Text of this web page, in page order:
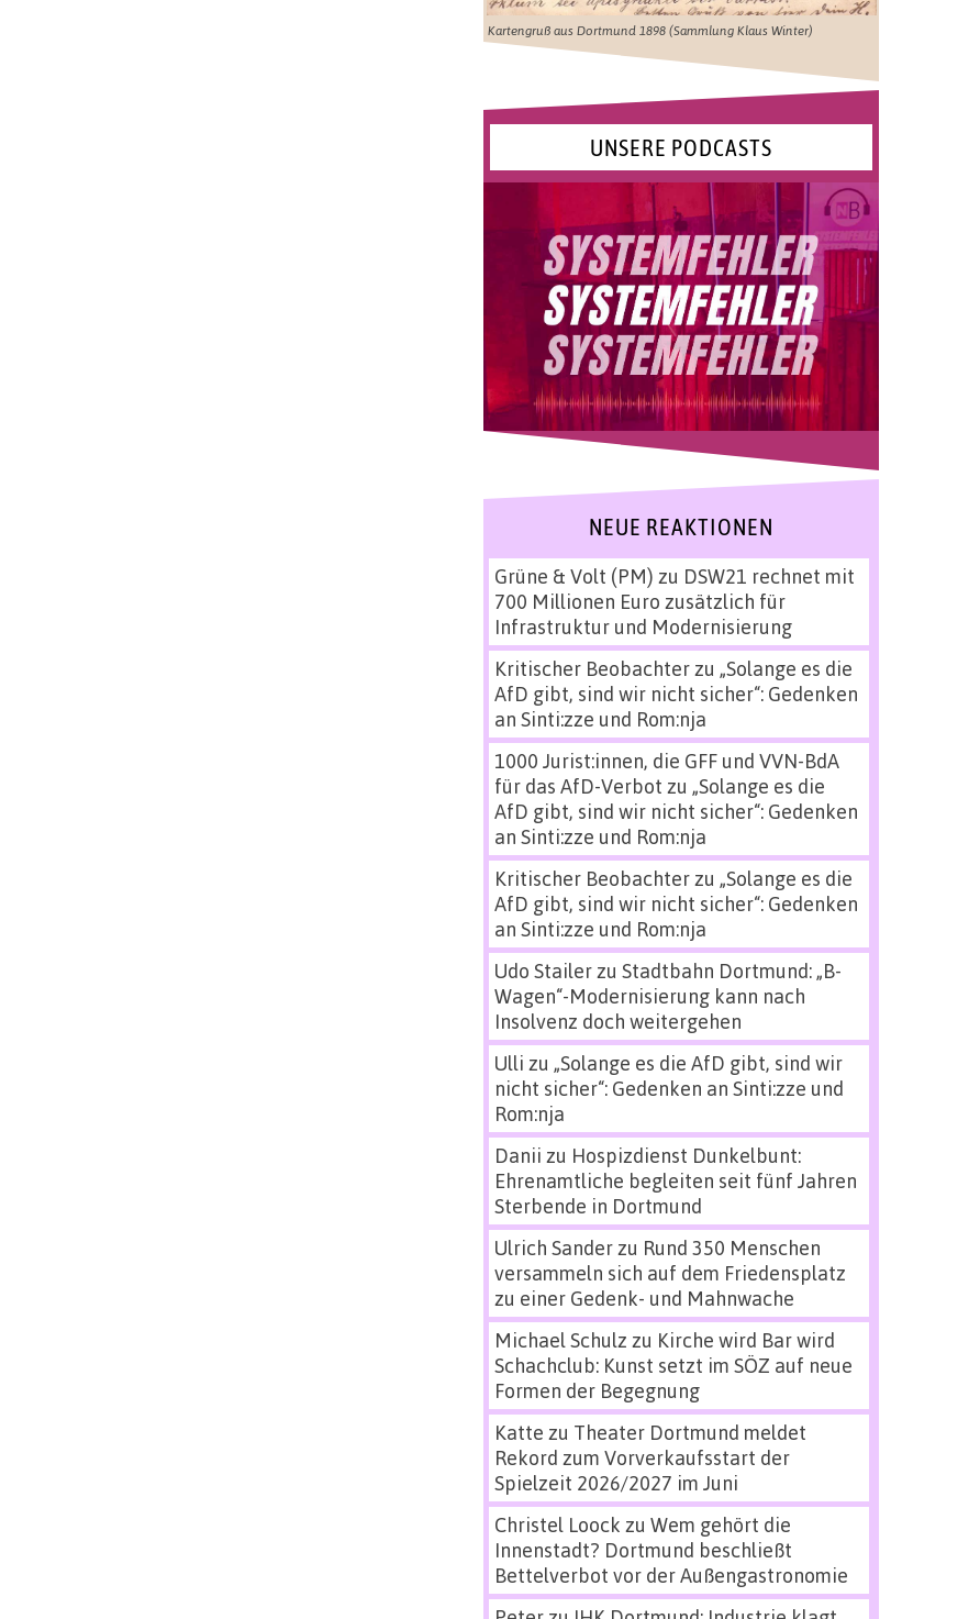
Kartengruß aus Dortmund 1898 (Sammlung Klaus Winter)
UNSERE PODCASTS
NEUE REAKTIONEN
Grüne & Volt (PM) zu DSW21 rechnet mit
700 Millionen Euro zusätzlich für
Infrastruktur und Modernisierung
Kritischer Beobachterzu „Solange es die
AfD gibt, sind wir nicht sicher“: Gedenken
an Sinti:zze und Rom:nja
1000 Jurist:innen, die GFF und VVN-BdA
für das AfD-Verbot zu „Solange es die
AfD gibt, sind wir nicht sicher“: Gedenken
an Sinti:zze und Rom:nja
Kritischer Beobachterzu „Solange es die
AfD gibt, sind wir nicht sicher“: Gedenken
an Sinti:zze und Rom:nja
Udo Stailerzu Stadtbahn Dortmund: „B-
Wagen“-Modernisierung kann nach
Insolvenz doch weitergehen
Ulli zu „Solange es die AfD gibt, sind wir
nicht sicher“: Gedenken an Sinti:zze und
Rom:nja
Danii zu Hospizdienst Dunkelbunt:
Ehrenamtliche begleiten seit fünf Jahren
Sterbende in Dortmund
Ulrich Sanderzu Rund 350 Menschen
versammeln sich auf dem Friedensplatz
zu einer Gedenk- und Mahnwache
Michael Schulz zu Kirche wird Bar wird
Schachclub: Kunst setzt im SÖZ auf neue
Formen der Begegnung
Katte zu Theater Dortmund meldet
Rekord zum Vorverkaufsstart der
Spielzeit 2026/2027 im Juni
Christel Loock zu Wem gehört die
Innenstadt? Dortmund beschließt
Bettelverbot vor der Außengastronomie